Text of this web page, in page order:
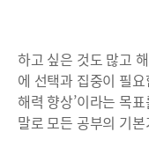
하고 싶은 것도 많고
에 선택과 집중이 필
해력 향상’이라는 목
말로 모든 공부의 기